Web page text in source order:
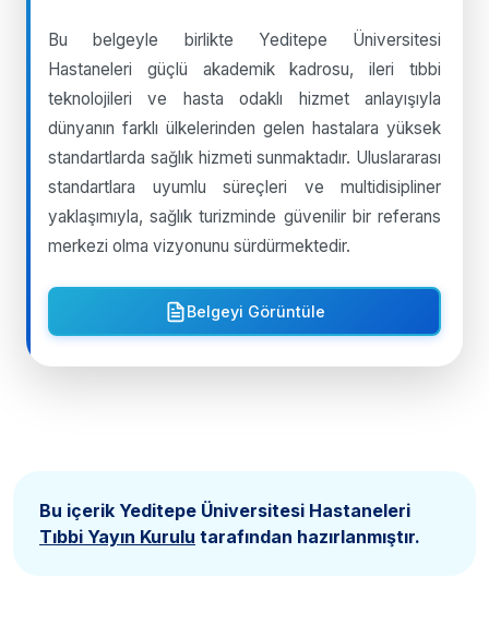
Bu belgeyle birlikte Yeditepe Üniversitesi
Hastaneleri güçlü akademik kadrosu, ileri tıbbi
teknolojileri ve hasta odaklı hizmet anlayışıyla
dünyanın farklı ülkelerinden gelen hastalara yüksek
standartlarda sağlık hizmeti sunmaktadır. Uluslararası
standartlara uyumlu süreçleri ve multidisipliner
yaklaşımıyla, sağlık turizminde güvenilir bir referans
merkezi olma vizyonunu sürdürmektedir.
Belgeyi Görüntüle
Bu içerik Yeditepe Üniversitesi Hastaneleri
Tıbbi Yayın Kurulu tarafından hazırlanmıştır.